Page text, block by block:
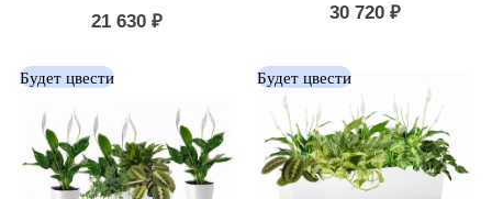
21 630₽ 30 720 ₽
Будет цвести Будет цвести